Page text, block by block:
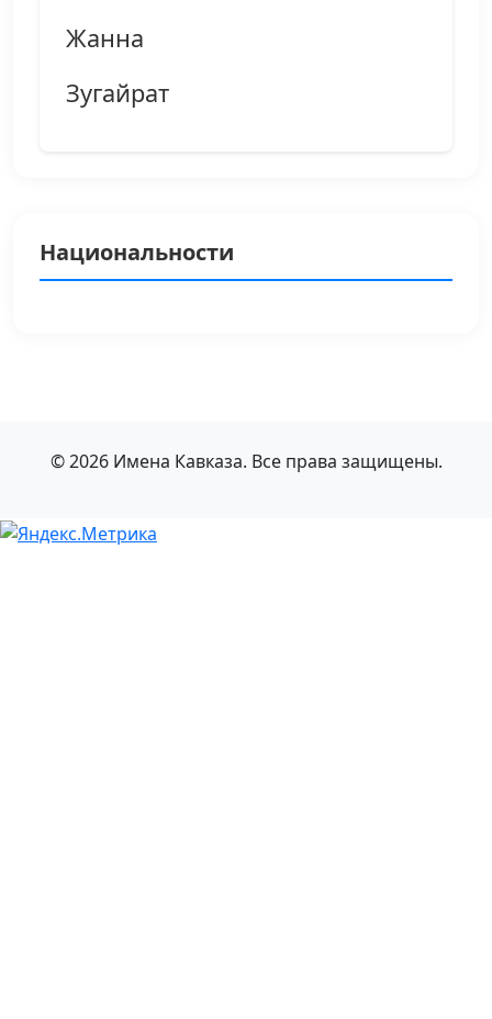
Жанна
Зугайрат
Национальности
© 2026 Имена Кавказа. Все права защищены.